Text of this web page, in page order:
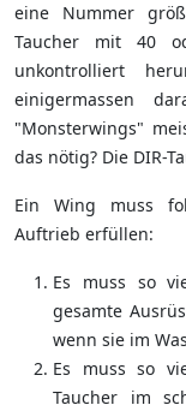
eine Nummer
Taucher mit 40
unkontrolliert
einigermassen
"Monsterwings"
das nötig? Die DIR-
Ein Wing muss
Auftrieb erfüllen:
Es muss so
gesamte
wenn sie im
Es muss so
Taucher im